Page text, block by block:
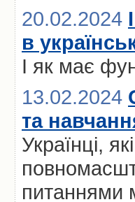
20.02.2024
в
І як має
13.02.2024
та
Українці,
питаннями